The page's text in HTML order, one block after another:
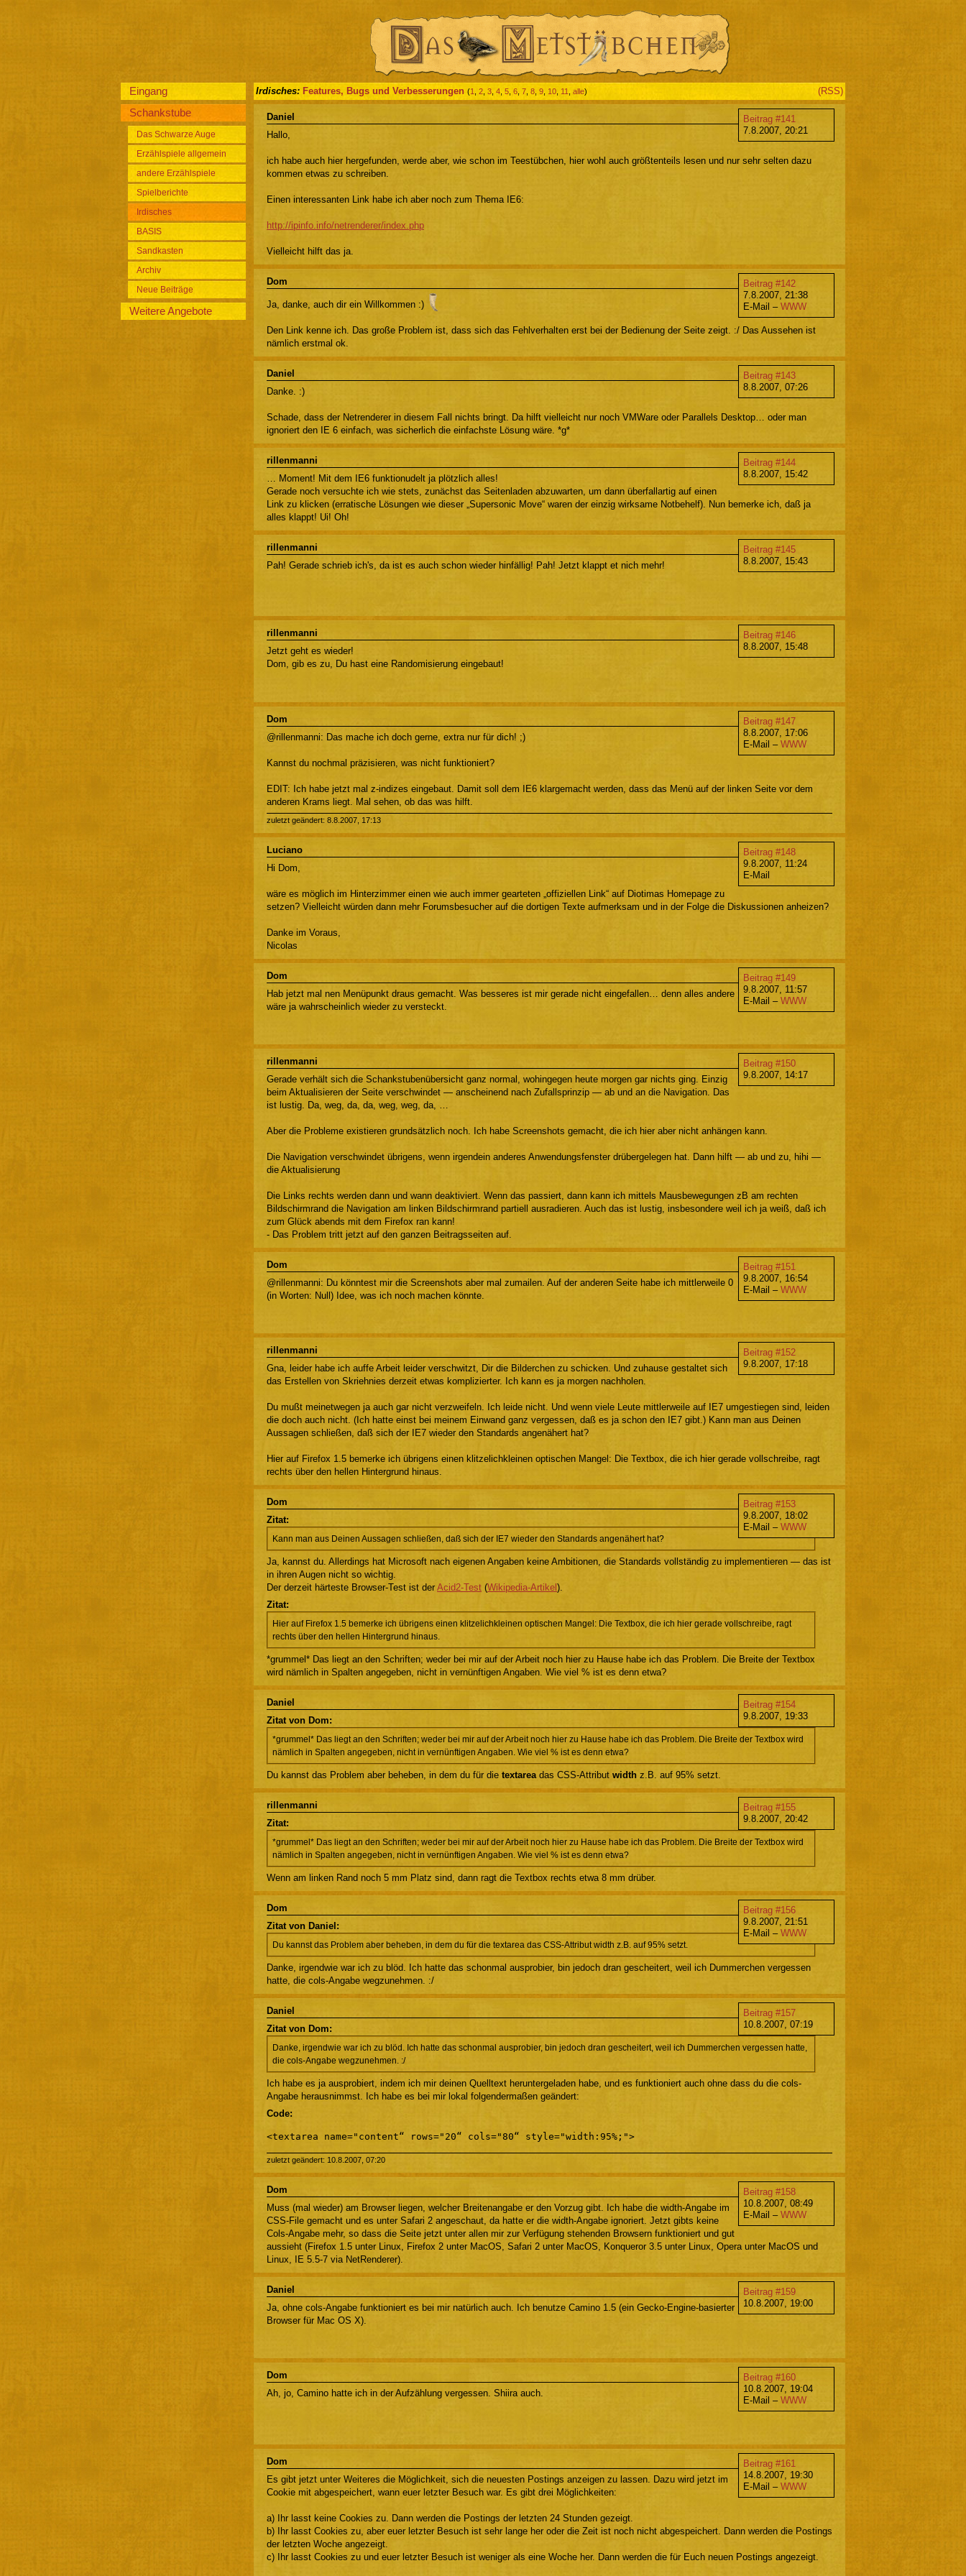
Eingang
Schankstube
Das Schwarze Auge
Erzählspiele allgemein
andere Erzählspiele
Spielberichte
Irdisches
BASIS
Sandkasten
Archiv
Neue Beiträge
Weitere Angebote
(RSS)
Irdisches: Features, Bugs und Verbesserungen (1 2 3 4 5 6 7 8 9 10 11 alle)
Beitrag #141
7.8.2007, 20:21
Daniel
Hallo,
ich habe auch hier hergefunden, werde aber, wie schon im Teestübchen, hier wohl auch größtenteils lesen und nur sehr selten dazu
kommen etwas zu schreiben.
Einen interessanten Link habe ich aber noch zum Thema IE6:
http://ipinfo.info/netrenderer/index.php
Vielleicht hilft das ja.
Beitrag #142
7.8.2007, 21:38
E-Mail – WWW
Dom
Ja, danke, auch dir ein Willkommen :)
Den Link kenne ich. Das große Problem ist, dass sich das Fehlverhalten erst bei der Bedienung der Seite zeigt. :/ Das Aussehen ist
nämlich erstmal ok.
Beitrag #143
8.8.2007, 07:26
Daniel
Danke. :)
Schade, dass der Netrenderer in diesem Fall nichts bringt. Da hilft vielleicht nur noch VMWare oder Parallels Desktop… oder man
ignoriert den IE 6 einfach, was sicherlich die einfachste Lösung wäre. *g*
Beitrag #144
8.8.2007, 15:42
rillenmanni
… Moment! Mit dem IE6 funktionudelt ja plötzlich alles!
Gerade noch versuchte ich wie stets, zunächst das Seitenladen abzuwarten, um dann überfallartig auf einen
Link zu klicken (erratische Lösungen wie dieser „Supersonic Move“ waren der einzig wirksame Notbehelf). Nun bemerke ich, daß ja
alles klappt! Ui! Oh!
Beitrag #145
8.8.2007, 15:43
rillenmanni
Pah! Gerade schrieb ich's, da ist es auch schon wieder hinfällig! Pah! Jetzt klappt et nich mehr!
Beitrag #146
8.8.2007, 15:48
rillenmanni
Jetzt geht es wieder!
Dom, gib es zu, Du hast eine Randomisierung eingebaut!
Beitrag #147
8.8.2007, 17:06
E-Mail – WWW
Dom
@rillenmanni: Das mache ich doch gerne, extra nur für dich! ;)
Kannst du nochmal präzisieren, was nicht funktioniert?
EDIT: Ich habe jetzt mal z-indizes eingebaut. Damit soll dem IE6 klargemacht werden, dass das Menü auf der linken Seite vor dem
anderen Krams liegt. Mal sehen, ob das was hilft.
zuletzt geändert: 8.8.2007, 17:13
Beitrag #148
9.8.2007, 11:24
E-Mail
Luciano
Hi Dom,
wäre es möglich im Hinterzimmer einen wie auch immer gearteten „offiziellen Link“ auf Diotimas Homepage zu
setzen? Vielleicht würden dann mehr Forumsbesucher auf die dortigen Texte aufmerksam und in der Folge die Diskussionen anheizen?
Danke im Voraus,
Nicolas
Beitrag #149
9.8.2007, 11:57
E-Mail – WWW
Dom
Hab jetzt mal nen Menüpunkt draus gemacht. Was besseres ist mir gerade nicht eingefallen… denn alles andere
wäre ja wahrscheinlich wieder zu versteckt.
Beitrag #150
9.8.2007, 14:17
rillenmanni
Gerade verhält sich die Schankstubenübersicht ganz normal, wohingegen heute morgen gar nichts ging. Einzig
beim Aktualisieren der Seite verschwindet — anscheinend nach Zufallsprinzip — ab und an die Navigation. Das
ist lustig. Da, weg, da, da, weg, weg, da, …
Aber die Probleme existieren grundsätzlich noch. Ich habe Screenshots gemacht, die ich hier aber nicht anhängen kann.
Die Navigation verschwindet übrigens, wenn irgendein anderes Anwendungsfenster drübergelegen hat. Dann hilft — ab und zu, hihi —
die Aktualisierung
Die Links rechts werden dann und wann deaktiviert. Wenn das passiert, dann kann ich mittels Mausbewegungen zB am rechten
Bildschirmrand die Navigation am linken Bildschirmrand partiell ausradieren. Auch das ist lustig, insbesondere weil ich ja weiß, daß ich
zum Glück abends mit dem Firefox ran kann!
- Das Problem tritt jetzt auf den ganzen Beitragsseiten auf.
Beitrag #151
9.8.2007, 16:54
E-Mail – WWW
Dom
@rillenmanni: Du könntest mir die Screenshots aber mal zumailen. Auf der anderen Seite habe ich mittlerweile 0
(in Worten: Null) Idee, was ich noch machen könnte.
Beitrag #152
9.8.2007, 17:18
rillenmanni
Gna, leider habe ich auffe Arbeit leider verschwitzt, Dir die Bilderchen zu schicken. Und zuhause gestaltet sich
das Erstellen von Skriehnies derzeit etwas komplizierter. Ich kann es ja morgen nachholen.
Du mußt meinetwegen ja auch gar nicht verzweifeln. Ich leide nicht. Und wenn viele Leute mittlerweile auf IE7 umgestiegen sind, leiden
die doch auch nicht. (Ich hatte einst bei meinem Einwand ganz vergessen, daß es ja schon den IE7 gibt.) Kann man aus Deinen
Aussagen schließen, daß sich der IE7 wieder den Standards angenähert hat?
Hier auf Firefox 1.5 bemerke ich übrigens einen klitzelichkleinen optischen Mangel: Die Textbox, die ich hier gerade vollschreibe, ragt
rechts über den hellen Hintergrund hinaus.
Beitrag #153
9.8.2007, 18:02
E-Mail – WWW
Dom
Zitat:
Kann man aus Deinen Aussagen schließen, daß sich der IE7 wieder den Standards angenähert hat?
Ja, kannst du. Allerdings hat Microsoft nach eigenen Angaben keine Ambitionen, die Standards vollständig zu implementieren — das ist
in ihren Augen nicht so wichtig.
Der derzeit härteste Browser-Test ist derAcid2-Test (Wikipedia-Artikel ).
Zitat:
Hier auf Firefox 1.5 bemerke ich übrigens einen klitzelichkleinen optischen Mangel: Die Textbox, die ich hier gerade vollschreibe, ragt
rechts über den hellen Hintergrund hinaus.
*grummel* Das liegt an den Schriften; weder bei mir auf der Arbeit noch hier zu Hause habe ich das Problem. Die Breite der Textbox
wird nämlich in Spalten angegeben, nicht in vernünftigen Angaben. Wie viel % ist es denn etwa?
Beitrag #154
9.8.2007, 19:33
Daniel
Zitat von Dom:
*grummel* Das liegt an den Schriften; weder bei mir auf der Arbeit noch hier zu Hause habe ich das Problem. Die Breite der Textbox wird
nämlich in Spalten angegeben, nicht in vernünftigen Angaben. Wie viel % ist es denn etwa?
Du kannst das Problem aber beheben, in dem du für die textareadas CSS-Attribut width z.B. auf 95% setzt.
Beitrag #155
9.8.2007, 20:42
rillenmanni
Zitat:
*grummel* Das liegt an den Schriften; weder bei mir auf der Arbeit noch hier zu Hause habe ich das Problem. Die Breite der Textbox wird
nämlich in Spalten angegeben, nicht in vernünftigen Angaben. Wie viel % ist es denn etwa?
Wenn am linken Rand noch 5 mm Platz sind, dann ragt die Textbox rechts etwa 8 mm drüber.
Beitrag #156
9.8.2007, 21:51
E-Mail – WWW
Dom
Zitat von Daniel:
Du kannst das Problem aber beheben, in dem du für die textarea das CSS-Attribut width z.B. auf 95% setzt.
Danke, irgendwie war ich zu blöd. Ich hatte das schonmal ausprobier, bin jedoch dran gescheitert, weil ich Dummerchen vergessen
hatte, die cols-Angabe wegzunehmen. :/
Beitrag #157
10.8.2007, 07:19
Daniel
Zitat von Dom:
Danke, irgendwie war ich zu blöd. Ich hatte das schonmal ausprobier, bin jedoch dran gescheitert, weil ich Dummerchen vergessen hatte,
die cols-Angabe wegzunehmen. :/
Ich habe es ja ausprobiert, indem ich mir deinen Quelltext heruntergeladen habe, und es funktioniert auch ohne dass du die cols-
Angabe herausnimmst. Ich habe es bei mir lokal folgendermaßen geändert:
Code:
<textarea name="content“ rows="20“ cols="80“ style="width:95%;">
zuletzt geändert: 10.8.2007, 07:20
Beitrag #158
10.8.2007, 08:49
E-Mail – WWW
Dom
Muss (mal wieder) am Browser liegen, welcher Breitenangabe er den Vorzug gibt. Ich habe die width-Angabe im
CSS-File gemacht und es unter Safari 2 angeschaut, da hatte er die width-Angabe ignoriert. Jetzt gibts keine
Cols-Angabe mehr, so dass die Seite jetzt unter allen mir zur Verfügung stehenden Browsern funktioniert und gut
aussieht (Firefox 1.5 unter Linux, Firefox 2 unter MacOS, Safari 2 unter MacOS, Konqueror 3.5 unter Linux, Opera unter MacOS und
Linux, IE 5.5-7 via NetRenderer).
Beitrag #159
10.8.2007, 19:00
Daniel
Ja, ohne cols-Angabe funktioniert es bei mir natürlich auch. Ich benutze Camino 1.5 (ein Gecko-Engine-basierter
Browser für Mac OS X).
Beitrag #160
10.8.2007, 19:04
E-Mail – WWW
Dom
Ah, jo, Camino hatte ich in der Aufzählung vergessen. Shiira auch.
Beitrag #161
14.8.2007, 19:30
E-Mail – WWW
Dom
Es gibt jetzt unter Weiteres die Möglichkeit, sich die neuesten Postings anzeigen zu lassen. Dazu wird jetzt im
Cookie mit abgespeichert, wann euer letzter Besuch war. Es gibt drei Möglichkeiten:
a) Ihr lasst keine Cookies zu. Dann werden die Postings der letzten 24 Stunden gezeigt.
b) Ihr lasst Cookies zu, aber euer letzter Besuch ist sehr lange her oder die Zeit ist noch nicht abgespeichert. Dann werden die Postings
der letzten Woche angezeigt.
c) Ihr lasst Cookies zu und euer letzter Besuch ist weniger als eine Woche her. Dann werden die für Euch neuen Postings angezeigt.